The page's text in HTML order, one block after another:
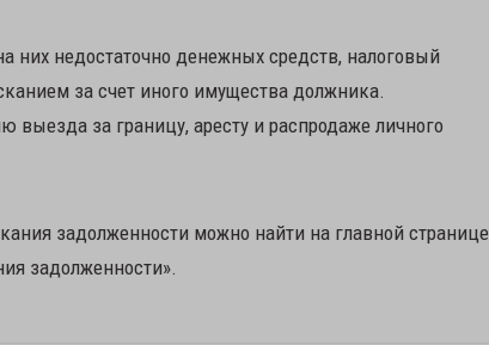
них недостаточно денежных средств, налоговый
за счет иного имущества должника.
выезда за границу, аресту и распродаже личного
задолженности можно найти на главной странице
задолженности».